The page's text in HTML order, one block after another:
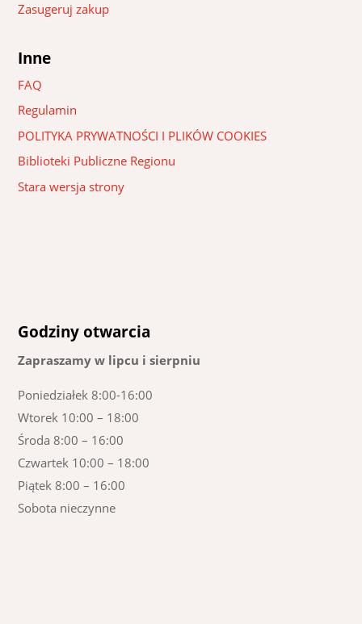
Zasugeruj zakup
Inne
FAQ
Regulamin
POLITYKA PRYWATNOŚCI I PLIKÓW COOKIES
Biblioteki Publiczne Regionu
Stara wersja strony
Godziny otwarcia
Zapraszamy w lipcu i sierpniu
Poniedziałek 8:00-16:00
Wtorek 10:00 – 18:00
Środa 8:00 – 16:00
Czwartek 10:00 – 18:00
Piątek 8:00 – 16:00
Sobota nieczynne